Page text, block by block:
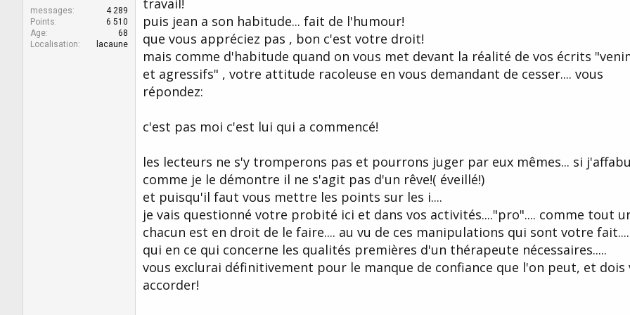
messages
4 289
Points
6 510
Age
68
Localisation
lacaune
travail!
puis jean a son habitude... fait de l'humour!
que vous appréciez pas , bon c'est votre droit!
mais comme d'habitude quand on vous met devant la réalité de vos écrits
et agressifs" , votre attitude racoleuse en vous demandant de cesser.... vous
répondez:
c'est pas moi c'est lui qui a commencé!
les lecteurs ne s'y tromperons pas et pourrons juger par eux mêmes... si
comme je le démontre il ne s'agit pas d'un rêve!( éveillé!)
et puisqu'il faut vous mettre les points sur les i....
je vais questionné votre probité ici et dans vos activités...."pro".... comme tout
chacun est en droit de le faire.... au vu de ces manipulations qui sont votre
qui en ce qui concerne les qualités premières d'un thérapeute nécessaires.....
vous exclurai définitivement pour le manque de confiance que l'on peut, et dois
accorder!